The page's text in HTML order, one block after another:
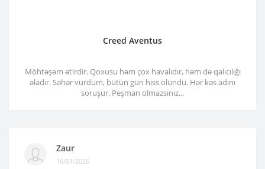
Creed Aventus
Möhtəşəm ətirdir. Qoxusu həm çox havalıdır, həm də qalıcılığı
əladır. Səhər vurdum, bütün gün hiss olundu. Hər kəs adını
soruşur. Peşman olmazsınız...
Zaur
16/01/2026